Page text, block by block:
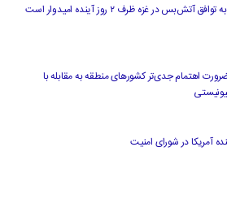
در غزه ظرف ۲ روز آینده امیدوار است
اهتمام جدی‌تر کشورهای منطقه به مقابله با
آمریکا در شورای امنیت